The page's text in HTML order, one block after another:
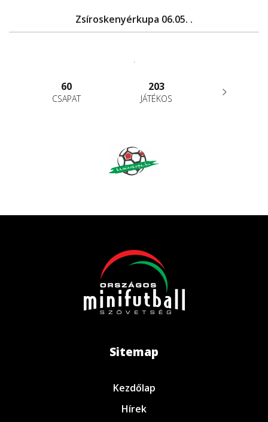
Zsíroskenyérkupa 06.05. .
.
60
CSAPAT
203
JÁTÉKOS
Sitemap
Kezdőlap
Hírek